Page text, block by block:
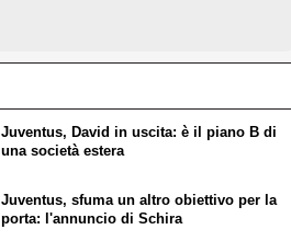
Juventus, David in uscita: è il piano B di
una società estera
Juventus, sfuma un altro obiettivo per la
porta: l'annuncio di Schira